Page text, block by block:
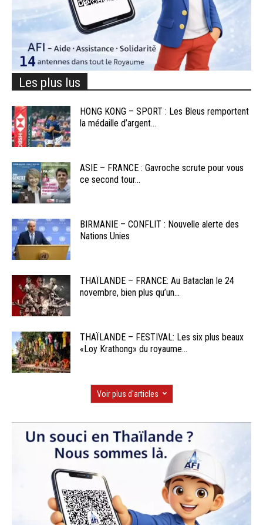
Les plus lus
HONG KONG – SPORT : Les Bleus remportent
la médaille d’argent...
ASIE – FRANCE : Gavroche scrute pour vous
ce second tour...
BIRMANIE – CONFLIT : Nouvelle alerte des
Nations Unies
THAÏLANDE – FRANCE: Au Bataclan le 24
novembre, bien plus qu’un...
THAÏLANDE – FESTIVAL: Les six plus beaux
«Loy Krathong» du royaume...
Voir plus d'articles